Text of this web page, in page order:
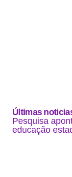
Últimas
Pesquisa
educação